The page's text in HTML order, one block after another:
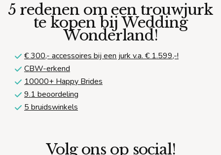
5 redenen om een trouwjurk
te kopen bij Wedding
Wonderland!
€ 300,- accessoires bij een jurk v.a. € 1.599,-!
CBW-erkend
10000+ Happy Brides
9.1 beoordeling
5 bruidswinkels
Volg ons op social!